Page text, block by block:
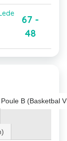
67 -
48
B (Basketbal